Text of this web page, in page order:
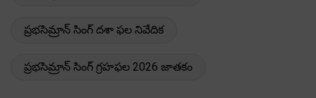
ప్రభసిమ్రాన్ సింగ్ దశా ఫల నివేదిక
ప్రభసిమ్రాన్ సింగ్ గ్రహఫల 2026 జాతకం